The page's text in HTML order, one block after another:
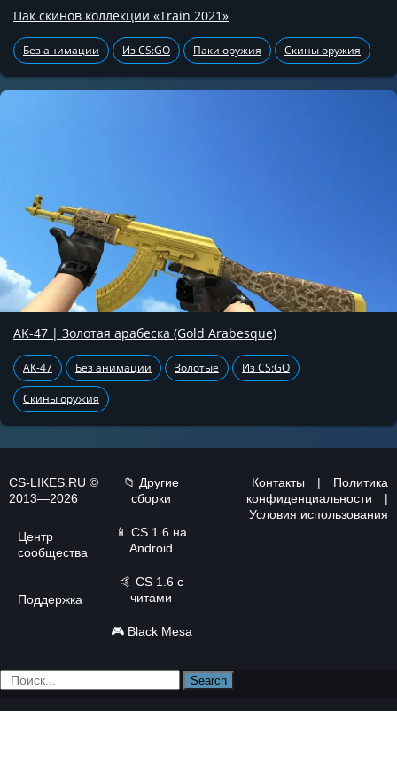
Пак скинов коллекции «Train 2021»
Без анимации Из CS:GO Паки оружия Скины оружия
AK-47 | Золотая арабеска (Gold Arabesque)
АК-47 Без анимации Золотые Из CS:GO
Скины оружия
CS-LIKES.RU ©
2013—2026
Центр
сообщества
Поддержка
📁 Другие
сборки
📱 CS 1.6 на
Android
🤙 CS 1.6 с
читами
🎮 Black Mesa
Контакты |
Политика
конфиденциальности
|
Условия использования
Search